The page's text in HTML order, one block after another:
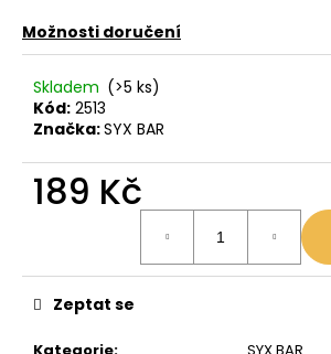
Možnosti doručení
Skladem (>5 ks)
Kód: 2513
Značka:SYX BAR
189 Kč
Kategorie:
SYX BAR
Zeptat se
č
u
e
m
X
79
Kč